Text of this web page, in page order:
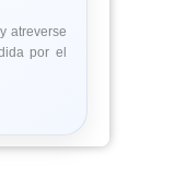
atreverse
por el